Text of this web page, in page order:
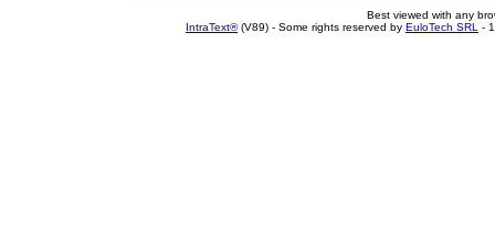
Best viewed with any
IntraText®(V89) - Some rights reserved by EuloTech SRL -